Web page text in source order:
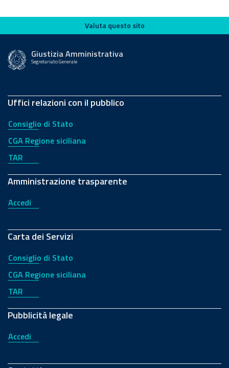
Valuta questo sito
Valuta questo sito
Giustizia Amministrativa
Segretariato Generale
Uffici relazioni con il pubblico
Consiglio di Stato
CGA Regione siciliana
TAR
Amministrazione trasparente
Accedi
Carta dei Servizi
Consiglio di Stato
CGA Regione siciliana
TAR
Pubblicità legale
Accedi